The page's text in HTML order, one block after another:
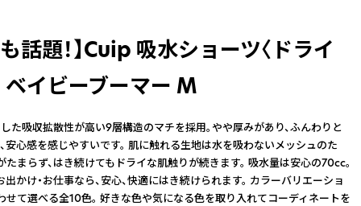
話題！】Cuip 吸水ショーツ〈ドライ
ベイビーブーマー M
た吸収拡散性が高い9層構造のマチを採用。やや厚みがあり、ふんわりと
安心感を感じやすいです。 肌に触れる生地は水を吸わないメッシュのた
たまらず、はき続けてもドライな肌触りが続きます。 吸水量は安心の70cc。
かけ・お仕事なら、安心、快適にはき続けられます。 カラーバリエーショ
せて選べる全10色。 好きな色や気になる色を取り入れてコーディネートを